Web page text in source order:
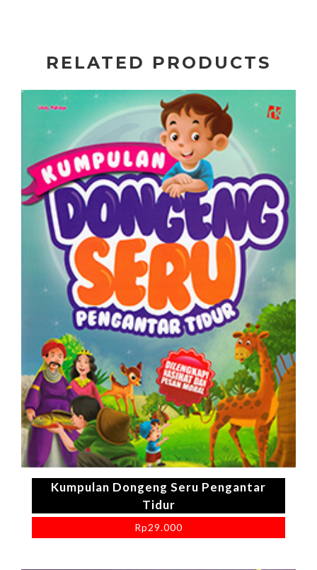
RELATED PRODUCTS
Kumpulan Dongeng Seru Pengantar
Tidur
Rp29.000